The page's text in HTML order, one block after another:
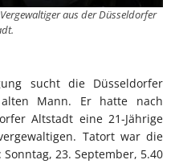
aus der Düsseldorfer
sucht die Düsseldorfer
Mann. Er hatte nach
Altstadt eine 21-Jährige
Tatort war die
23. September, 5.40